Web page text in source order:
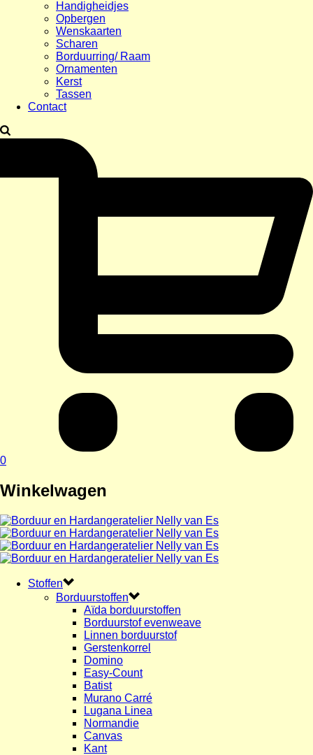
Handigheidjes
Opbergen
Wenskaarten
Scharen
Borduurring/ Raam
Ornamenten
Kerst
Tassen
Contact
0
Winkelwagen
Stoffen
Borduurstoffen
Aïda borduurstoffen
Borduurstof evenweave
Linnen borduurstof
Gerstenkorrel
Domino
Easy-Count
Batist
Murano Carré
Lugana Linea
Normandie
Canvas
Kant